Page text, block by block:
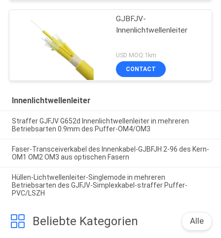
GJBFJV-
Innenlichtwellenleiter
USD MOQ:1km
CONTACT
Innenlichtwellenleiter
Straffer GJFJV G652d Innenlichtwellenleiter in mehreren
Betriebsarten 0.9mm des Puffer-OM4/OM3
Faser-Transceiverkabel des Innenkabel-GJBFJH 2-96 des Kern-
OM1 OM2 OM3 aus optischen Fasern
Hüllen-Lichtwellenleiter-Singlemode in mehreren
Betriebsarten des GJFJV-Simplexkabel-straffer Puffer-
PVC/LSZH
Beliebte Kategorien Alle